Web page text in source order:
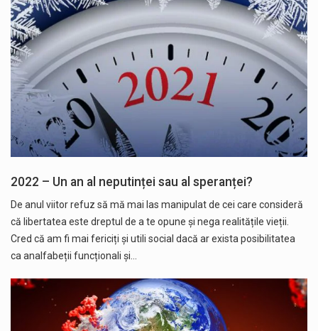
2022 – Un an al neputinței sau al speranței?
De anul viitor refuz să mă mai las manipulat de cei care consideră
că libertatea este dreptul de a te opune și nega realitățile vieții.
Cred că am fi mai fericiți și utili social dacă ar exista posibilitatea
ca analfabeții funcționali și…